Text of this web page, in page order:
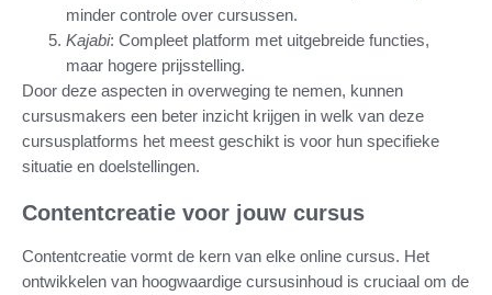
minder controle over cursussen.
Kajabi: Compleet platform met uitgebreide functies,
maar hogere prijsstelling.
Door deze aspecten in overweging te nemen, kunnen
cursusmakers een beter inzicht krijgen in welk van deze
cursusplatforms het meest geschikt is voor hun specifieke
situatie en doelstellingen.
Contentcreatie voor jouw cursus
Contentcreatie vormt de kern van elke online cursus. Het
ontwikkelen van hoogwaardige cursusinhoud is cruciaal om de